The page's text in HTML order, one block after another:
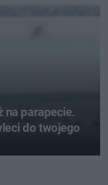
na parapecie.
do twojego